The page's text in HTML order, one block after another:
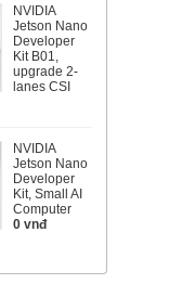
NVIDIA
Jetson Nano
Developer
Kit B01,
upgrade 2-
lanes CSI
NVIDIA
Jetson Nano
Developer
Kit, Small AI
Computer
0 vnđ